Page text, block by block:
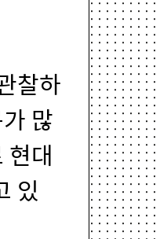
찰하
많
현대
있